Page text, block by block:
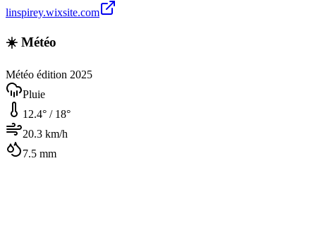
linspirey.wixsite.com
☀️ Météo
Météo édition 2025
Pluie
12.4° / 18°
20.3 km/h
7.5 mm